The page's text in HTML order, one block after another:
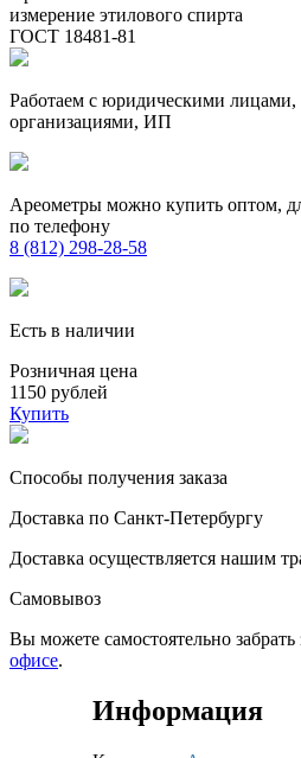
измерение этилового спирта
ГОСТ 18481-81
Работаем с юридическими
организациями, ИП
Ареометры можно купить оптом,
по телефону
8 (812) 298-28-58
Есть в наличии
Розничная цена
1150 рублей
Купить
Способы получения заказа
Доставка по Санкт-Петербургу
Доставка осуществляется нашим
Самовывоз
Вы можете самостоятельно забрать
офисе.
Информация